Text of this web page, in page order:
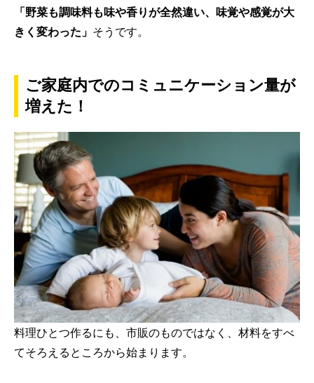
「野菜も調味料も味や香りが全然違い、味覚や感覚が大
きく変わった」 そうです。
ご家庭内でのコミュニケーション量が
増えた！
料理ひとつ作るにも、市販のものではなく、材料をすべ
てそろえるところから始まります。